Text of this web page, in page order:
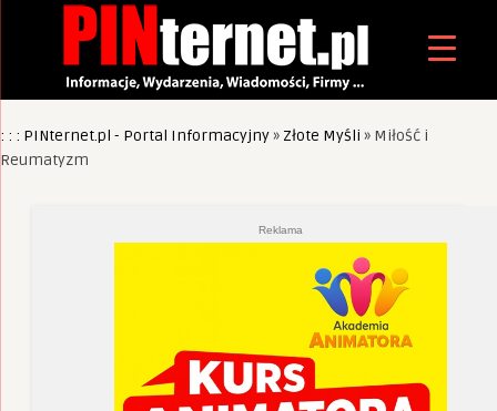
: : : PINternet.pl - Portal Informacyjny» Złote Myśli » Miłość i
Reumatyzm
Reklama